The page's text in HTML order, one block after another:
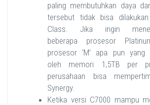
paling membutuhkan daya
tersebut tidak bisa
Class. Jika ingin
beberapa prosesor
prosesor ‘M’ apa pun yang
oleh memori 1,5TB per
perusahaan bisa
Synergy.
Ketika versi C7000 mampu